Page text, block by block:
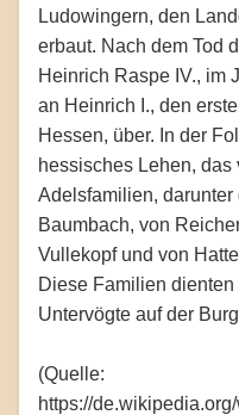
Ludowingern, den
erbaut. Nach dem Tod
Heinrich Raspe IV., im
an Heinrich I., den
Hessen, über. In der
hessisches Lehen, das
Adelsfamilien, darunter
Baumbach, von
Vullekopf und von
Diese Familien
Untervögte auf der
(Quelle:
https://